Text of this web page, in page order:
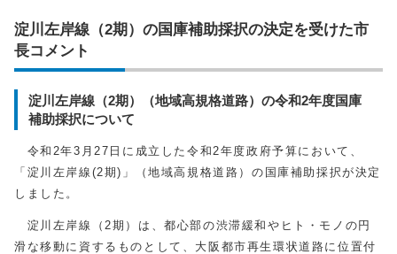
淀川左岸線（2期）の国庫補助採択の決定を受けた市
長コメント
淀川左岸線（2期）（地域高規格道路）の令和2年度国庫
補助採択について
令和2年3月27日に成立した令和2年度政府予算において、
「淀川左岸線(2期)」（地域高規格道路）の国庫補助採択が決定
しました。
淀川左岸線（2期）は、都心部の渋滞緩和やヒト・モノの円
滑な移動に資するものとして、大阪都市再生環状道路に位置付